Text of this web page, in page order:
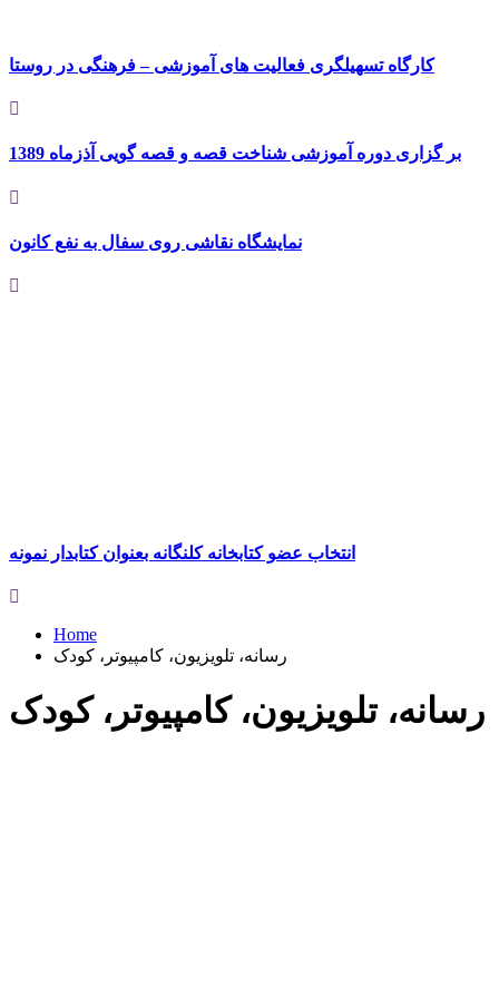
کارگاه تسهیلگری فعالیت های آموزشی – فرهنگی در روستا
بر گزاری دوره آموزشی شناخت قصه و قصه گویی آذزماه 1389
نمایشگاه نقاشی روی سفال به نفع کانون
انتخاب عضو کتابخانه کلنگانه بعنوان کتابدار نمونه
Home
رسانه، تلویزیون، کامپیوتر، کودک
رسانه، تلویزیون، کامپیوتر، کودک